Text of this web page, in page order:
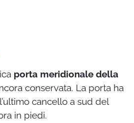
porta meridionale della
conservata. La porta ha
cancello a sud del
in piedi.